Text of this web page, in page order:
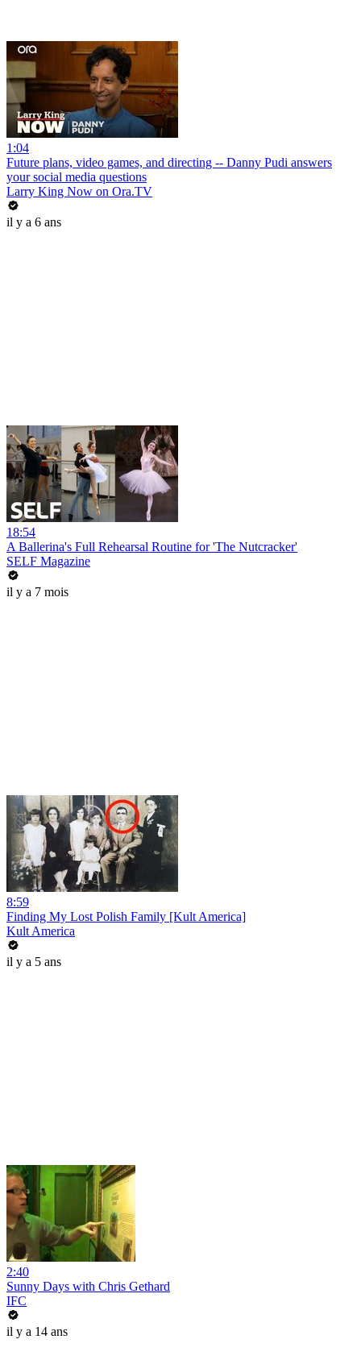
1:04
Future plans, video games, and directing -- Danny Pudi answers
your social media questions
Larry King Now on Ora.TV
il y a 6 ans
18:54
A Ballerina's Full Rehearsal Routine for 'The Nutcracker'
SELF Magazine
il y a 7 mois
8:59
Finding My Lost Polish Family [Kult America]
Kult America
il y a 5 ans
2:40
Sunny Days with Chris Gethard
IFC
il y a 14 ans